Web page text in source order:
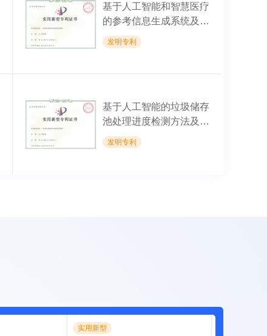
基于人工智能和智慧医疗
的参考信息生成系统及方
法
发明专利
基于人工智能的垃圾储存
池处理进度检测方法及系
统
发明专利
实用新型